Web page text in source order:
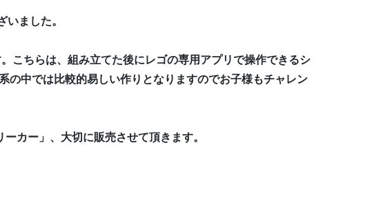
ました。
こちらは、組み立てた後にレゴの専用アプリで操作できるシ
の中では比較的易しい作りとなりますのでお子様もチャレン
カー」、大切に販売させて頂きます。